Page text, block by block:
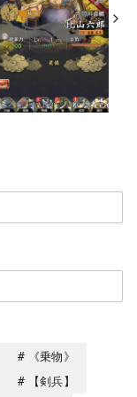
《乗物》
【剣兵】